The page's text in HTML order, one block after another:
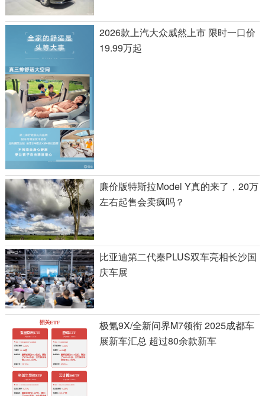
2026款上汽大众威然上市 限时一口价
19.99万起
廉价版特斯拉Model Y真的来了，20万
左右起售会卖疯吗？
比亚迪第二代秦PLUS双车亮相长沙国
庆车展
极氪9X/全新问界M7领衔 2025成都车
展新车汇总 超过80余款新车